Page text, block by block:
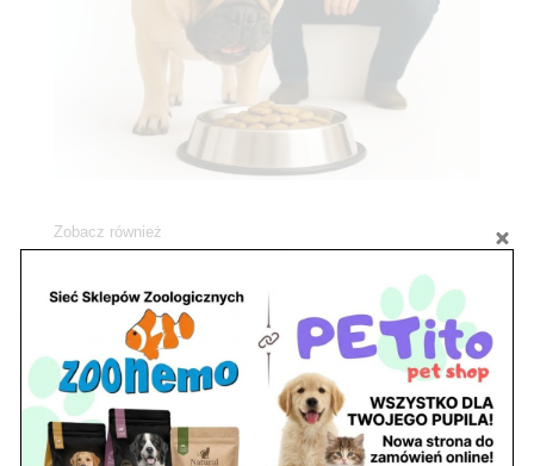
Zobacz również
Z Życia Sklepu
Z Życia Sklepu
Stwórz podwodne arcydzieło: Najpiękniejsze
rośliny akwariowe w ZooNemo – Legionowo i
Nowy Dwór Mazowiecki
Upały wracają! Zadbaj o komfort swojego pupila
z matami chłodzącymi ZooNemo